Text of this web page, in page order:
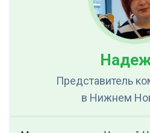
Представитель
в Нижнем